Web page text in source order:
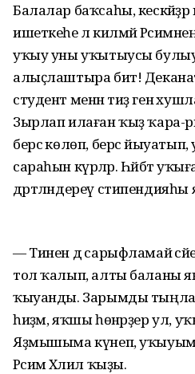
Балалар баҡсаһы,
ишеткеһе лә килмәй
уҡыу уны уҡытыусы
алыҫлаштыра бит!
студент менән тиҙ генә
Зырлап илаған ҡыҙ ҡара-
берсә көлөп, берсә
сараһын күрәләр. Һәйбәт
дәртләндереү стипендияһы
— Тинен дә сарыфламай
тол ҡалып, алты баланы
ҡыуанды. Зарымды
һиҙәм, яҡшы һөнәрҙер ул,
Яҙмышыма күнеп,
Рәсимә Хәлил ҡыҙы.